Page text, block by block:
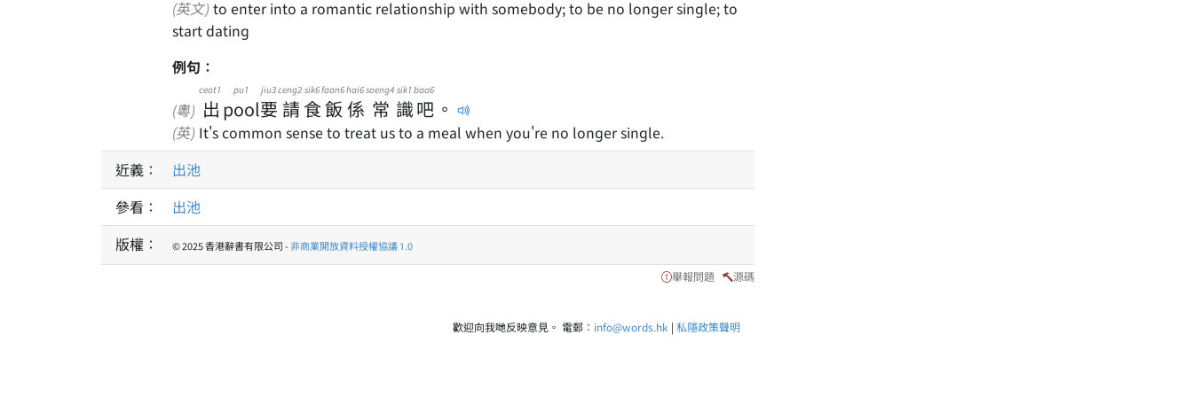
(英文)
start dating
例句：
(粵) 出
ceot1
pool
pu1
要
jiu3
請
ceng2
食
sik6
飯
faan6
係
hai6
常
soeng4
識
sik1
吧
baa6
。
(英) It's common sense to treat us to a meal when you're no longer single.
近義：
出池
參看：
出池
版權：
© 2025 香港辭書有限公司 -非商業開放資料授權協議 1.0
舉報問題 源碼
歡迎向我哋反映意見。 電郵： info@words.hk | 私隱政策聲明